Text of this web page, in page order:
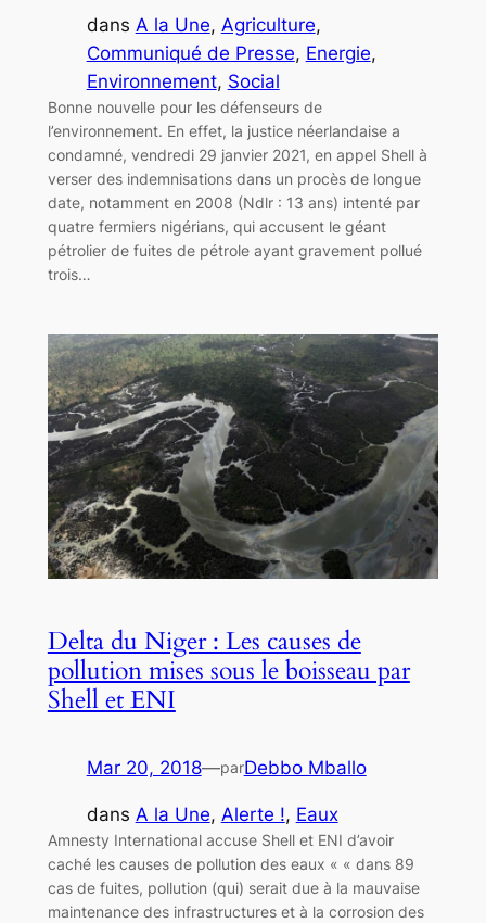
dans A la Une, Agriculture
Communiqué de Presse, Energie
Environnement, Social
Bonne nouvelle pour les défenseurs de
l’environnement. En effet, la justice néerlandaise a
condamné, vendredi 29 janvier 2021, en appel Shell à
verser des indemnisations dans un procès de longue
date, notamment en 2008 (Ndlr : 13 ans) intenté par
quatre fermiers nigérians, qui accusent le géant
pétrolier de fuites de pétrole ayant gravement pollué
trois…
Delta du Niger : Les causes de
pollution mises sous le boisseau par
Shell et ENI
Mar 20, 2018—parDebbo Mballo
dans A la Une, Alerte !, Eaux
Amnesty International accuse Shell et ENI d’avoir
caché les causes de pollution des eaux « « dans 89
cas de fuites, pollution (qui) serait due à la mauvaise
maintenance des infrastructures et à la corrosion des